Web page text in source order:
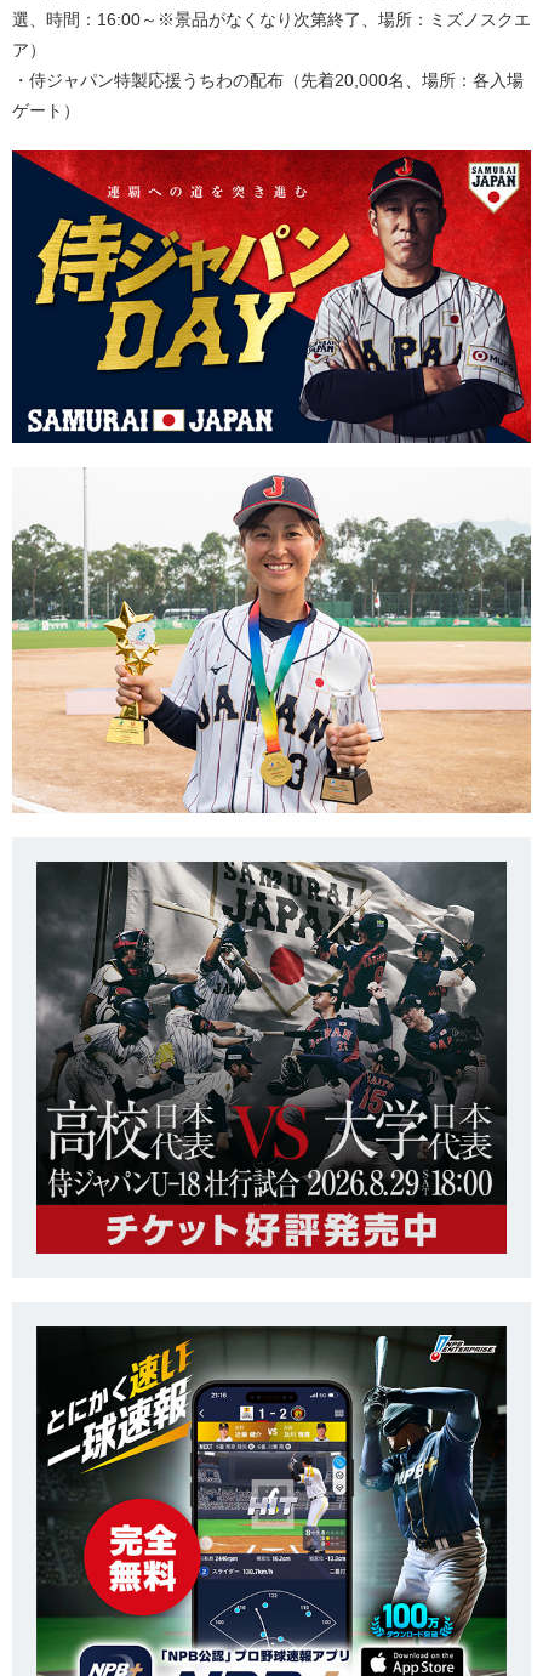
選、時間：16:00～※景品がなくなり次第終了、場所：ミズノスクエ
ア）
・侍ジャパン特製応援うちわの配布（先着20,000名、場所：各入場
ゲート）